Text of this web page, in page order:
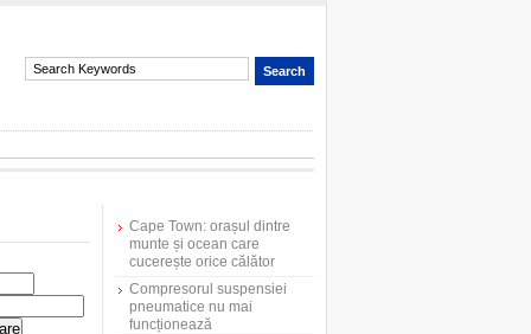
Cape Town: orașul dintre
munte și ocean care
cucerește orice călător
Compresorul suspensiei
pneumatice nu mai
funcționează